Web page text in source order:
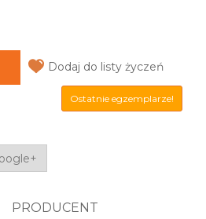
Dodaj do listy życzeń
Ostatnie egzemplarze!
PRODUCENT